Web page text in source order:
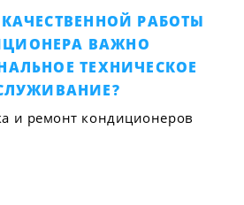
РАБОТЫ
ВАЖНО
ТЕХНИЧЕСКОЕ